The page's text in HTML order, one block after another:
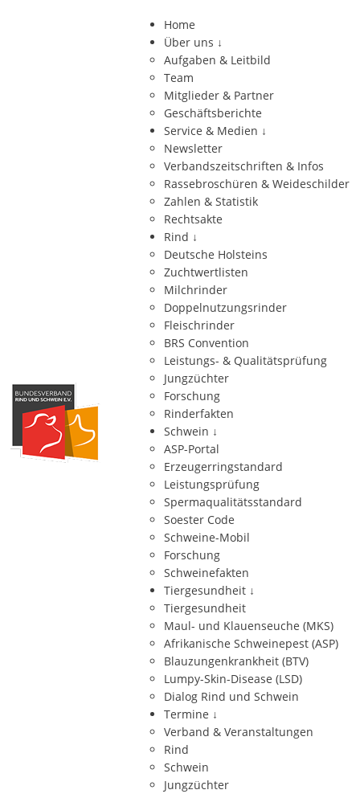
Home
Über uns ↓
Aufgaben & Leitbild
Team
Mitglieder & Partner
Geschäftsberichte
Service & Medien ↓
Newsletter
Verbandszeitschriften & Infos
Rassebroschüren & Weideschilder
Zahlen & Statistik
Rechtsakte
Rind ↓
Deutsche Holsteins
Zuchtwertlisten
Milchrinder
Doppelnutzungsrinder
Fleischrinder
BRS Convention
Leistungs- & Qualitätsprüfung
Jungzüchter
Forschung
Rinderfakten
Schwein ↓
ASP-Portal
Erzeugerringstandard
Leistungsprüfung
Spermaqualitätsstandard
Soester Code
Schweine-Mobil
Forschung
Schweinefakten
Tiergesundheit ↓
Tiergesundheit
Maul- und Klauenseuche (MKS)
Afrikanische Schweinepest (ASP)
Blauzungenkrankheit (BTV)
Lumpy-Skin-Disease (LSD)
Dialog Rind und Schwein
Termine ↓
Verband & Veranstaltungen
Rind
Schwein
Jungzüchter